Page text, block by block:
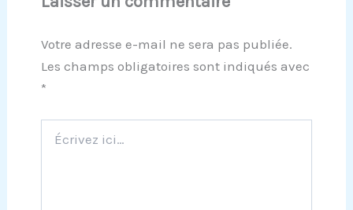
Votre adresse e-mail ne sera pas publiée.
Les champs obligatoires sont indiqués avec
*
ici…